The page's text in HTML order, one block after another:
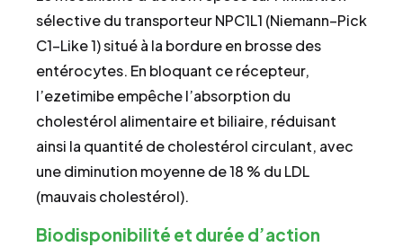
sélective du transporteur NPC1L1 (Niemann–Pick
C1-Like 1) situé à la bordure en brosse des
entérocytes. En bloquant ce récepteur,
l’ezetimibe empêche l’absorption du
cholestérol alimentaire et biliaire, réduisant
ainsi la quantité de cholestérol circulant, avec
une diminution moyenne de 18 % du LDL
(mauvais cholestérol).
Biodisponibilité et durée d’action